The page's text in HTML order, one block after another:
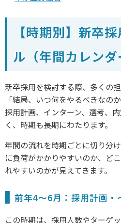
【時期別】新卒
ル（年間カレンダ
新卒採用を検討する際、多くの
「結局、いつ何をやるべきなの
採用計画、インターン、選考、
く、時期も長期にわたります。
年間の流れを時期ごとに切り分
に負荷がかかりやすいのか、ど
れやすいのかが見えてきます。
前年4〜6月：採用計画・
この時期は、採用人数やターゲ